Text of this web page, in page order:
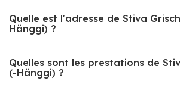
Quelle est l'adresse de Stiva
Hänggi) ?
Quelles sont les prestations de
(-Hänggi) ?